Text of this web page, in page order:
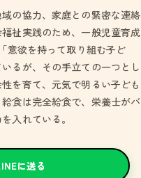
の協力、家庭との緊密な連絡
祉実践のため、一般児童育成
意欲を持って取り組む子ど
るが、その手立ての一つとし
を育て、元気で明るい子ども
食は完全給食で、栄養士がバ
入れている。
に送る